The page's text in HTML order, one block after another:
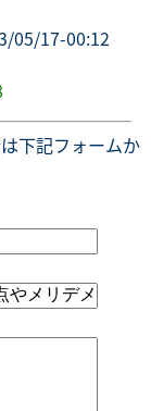
05/17-00:12
下記フォームか